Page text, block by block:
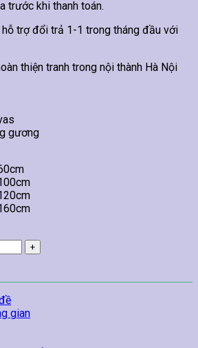
trước khi thanh toán.
hỗ trợ đổi trả 1-1 trong tháng đầu với
thiện tranh trong nội thành Hà Nội
gương
gian